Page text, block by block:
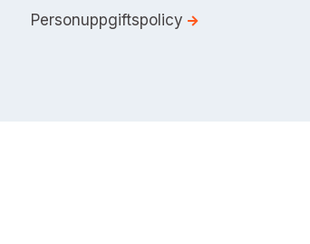
Personuppgiftspolicy